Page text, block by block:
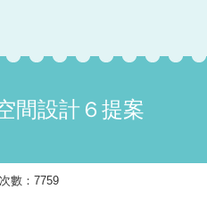
間設計６提案
數：7759